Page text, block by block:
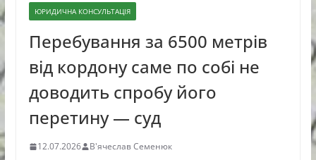
ЮРИДИЧНА КОНСУЛЬТАЦІЯ
Перебування за 6500 метрів
від кордону саме по собі не
доводить спробу його
перетину — суд
12.07.2026 В'ячеслав Семенюк